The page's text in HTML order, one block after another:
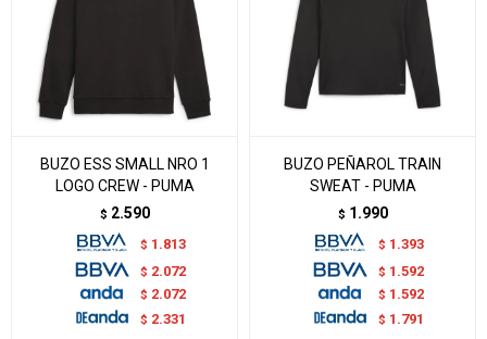
BUZO ESS SMALL NRO 1
LOGO CREW - PUMA
$ 2.590
$ 1.813
$ 2.072
$ 2.072
$ 2.331
BUZO PEÑAROL TRAIN
SWEAT - PUMA
$ 1.990
$ 1.393
$ 1.592
$ 1.592
$ 1.791